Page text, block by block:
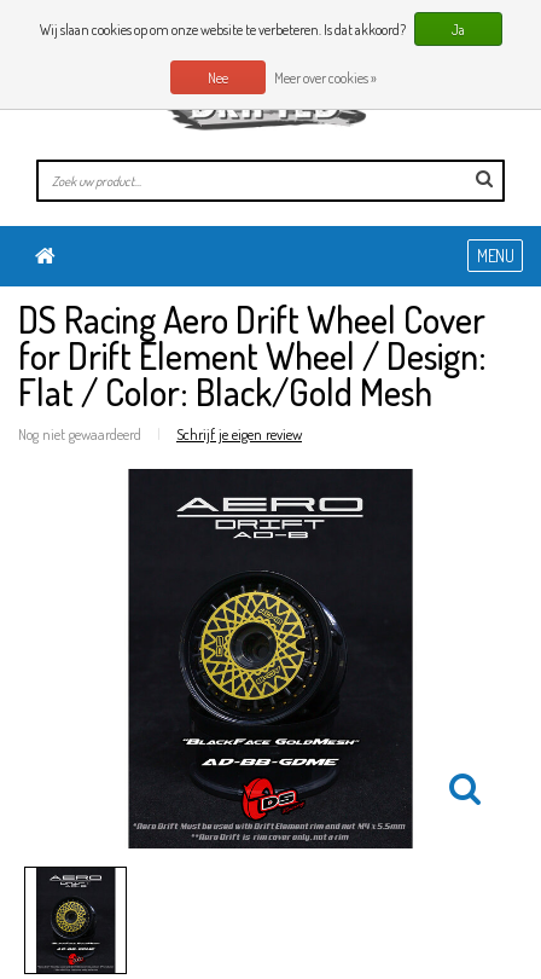
0 Artikelen
NL
MENU
DS Racing Aero Drift Wheel Cover
for Drift Element Wheel / Design:
Flat / Color: Black/Gold Mesh
Nog niet gewaardeerd | Schrijf je eigen review
Wij slaan cookies op om onze website te verbeteren. Is dat akkoord? Ja
Nee Meer over cookies »